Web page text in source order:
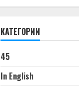
КАТЕГОРИИ
45
In English